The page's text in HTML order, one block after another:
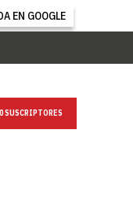
EN GOOGLE